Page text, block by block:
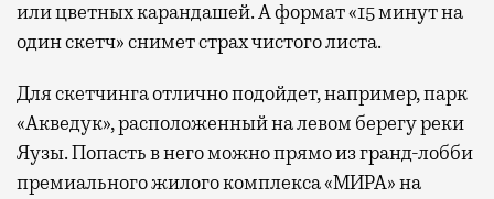
или цветных карандашей. А формат «15 минут на
один скетч» снимет страх чистого листа.
Для скетчинга отлично подойдет, например, парк
«Акведук», расположенный на левом берегу реки
Яузы. Попасть в него можно прямо из гранд-лобби
премиального жилого комплекса «МИРА» на